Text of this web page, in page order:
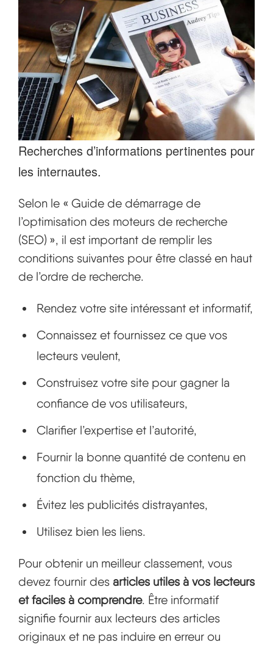
Recherches d’informations pertinentes pour
les internautes.
Selon le « Guide de démarrage de
l’optimisation des moteurs de recherche
(SEO) », il est important de remplir les
conditions suivantes pour être classé en haut
de l’ordre de recherche.
Rendez votre site intéressant et informatif,
Connaissez et fournissez ce que vos
lecteurs veulent,
Construisez votre site pour gagner la
confiance de vos utilisateurs,
Clarifier l’expertise et l’autorité,
Fournir la bonne quantité de contenu en
fonction du thème,
Évitez les publicités distrayantes,
Utilisez bien les liens.
Pour obtenir un meilleur classement, vous
devez fournir des articles utiles à vos lecteurs
et faciles à comprendre. Être informatif
signifie fournir aux lecteurs des articles
originaux et ne pas induire en erreur ou